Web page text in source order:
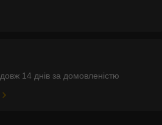
14 днів за домовленістю